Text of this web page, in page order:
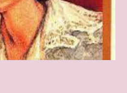
author like you. I’ve just finished
and I’ve found it very
plot and a sug...